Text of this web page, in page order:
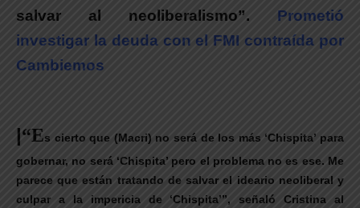
salvar al neoliberalismo”. Prometió
investigar la deuda con el FMI contraída por
Cambiemos
|“Es cierto que (Macri) no será de los más ‘Chispita’ para
gobernar, no será ‘Chispita’ pero el problema no es ese. Me
parece que están tratando de salvar el ideario neoliberal y
culpar a la impericia de ‘Chispita’”, señaló Cristina al